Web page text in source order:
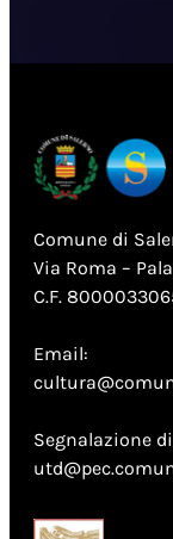
Comune di
Via Roma –
C.F.
Email:
Segnalazione